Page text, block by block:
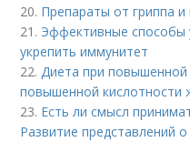
20. Препараты от гриппа и
21. Эффективные способы
укрепить иммунитет
22.Диета при
повышенной кислотности
23. Есть ли смысл
Развитие представлений